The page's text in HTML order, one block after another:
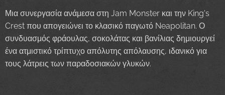
Μια συνεργασία ανάμεσα στη Jam Monster και την King's
Crest που απογειώνει το κλασικό παγωτό Neapolitan. Ο
συνδυασμός φράουλας, σοκολάτας και βανίλιας δημιουργεί
ένα ατμιστικό τρίπτυχο απόλυτης απόλαυσης, ιδανικό για
τους λάτρεις των παραδοσιακών γλυκών.